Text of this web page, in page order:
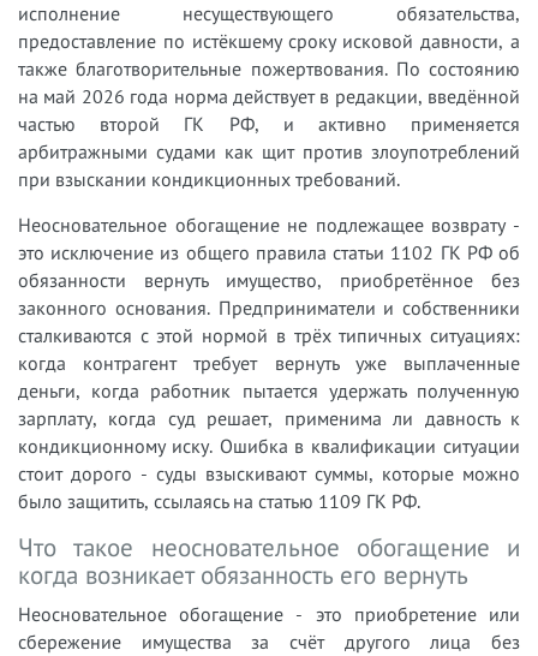
исполнение несуществующего обязательства,
предоставление по истёкшему сроку исковой давности, а
также благотворительные пожертвования. По состоянию
на май 2026 года норма действует в редакции, введённой
частью второй ГК РФ, и активно применяется
арбитражными судами как щит против злоупотреблений
при взыскании кондикционных требований.
Неосновательное обогащение не подлежащее возврату -
это исключение из общего правила статьи 1102 ГК РФ об
обязанности вернуть имущество, приобретённое без
законного основания. Предприниматели и собственники
сталкиваются с этой нормой в трёх типичных ситуациях:
когда контрагент требует вернуть уже выплаченные
деньги, когда работник пытается удержать полученную
зарплату, когда суд решает, применима ли давность к
кондикционному иску. Ошибка в квалификации ситуации
стоит дорого - суды взыскивают суммы, которые можно
было защитить, ссылаясь на статью 1109 ГК РФ.
Что такое неосновательное обогащение и
когда возникает обязанность его вернуть
Неосновательное обогащение - это приобретение или
сбережение имущества за счёт другого лица без